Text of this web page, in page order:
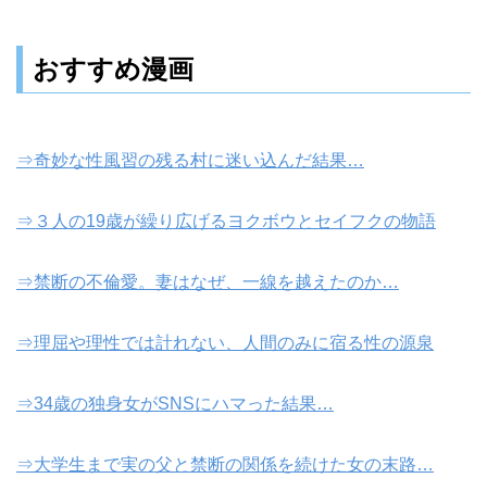
おすすめ漫画
⇒奇妙な性風習の残る村に迷い込んだ結果…
⇒３人の19歳が繰り広げるヨクボウとセイフクの物語
⇒禁断の不倫愛。妻はなぜ、一線を越えたのか…
⇒理屈や理性では計れない、人間のみに宿る性の源泉
⇒34歳の独身女がSNSにハマった結果…
⇒大学生まで実の父と禁断の関係を続けた女の末路…